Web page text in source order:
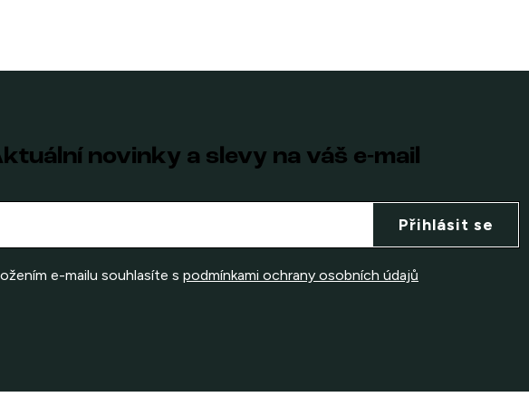
novinky a slevy na váš e-mail
e-mailu souhlasíte s podmínkami ochrany osobních údajů
Přihlásit se